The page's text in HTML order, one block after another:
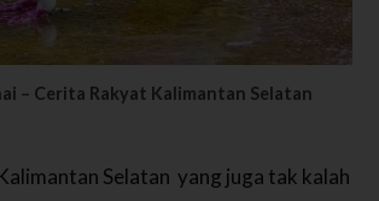
– Cerita Rakyat Kalimantan Selatan
Selatan yang juga tak kalah